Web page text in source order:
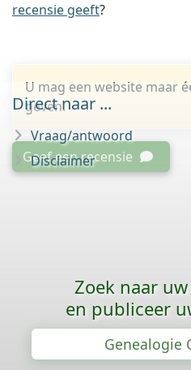
recensie geeft?
U mag een website maar
geven.
Geef een recensie
Direct naar ...
Vraag/antwoord
Disclaimer
Zoek naar
en publiceer
Genealogie